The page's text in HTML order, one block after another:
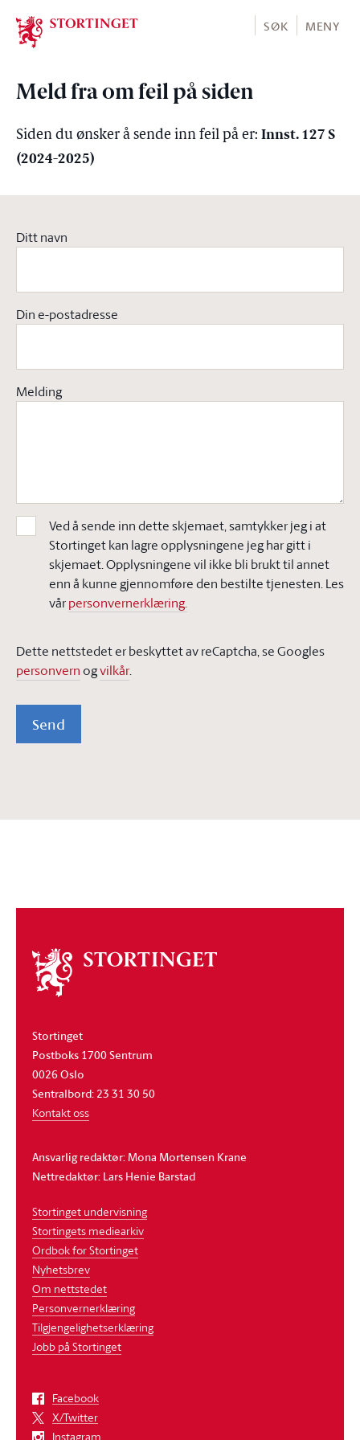
Stortinget.no
SØK MENY
Meld fra om feil på siden
Siden du ønsker å sende inn feil på er: Innst. 127 S
(2024-2025)
Ditt navn
Din e-postadresse
Melding
Ved å sende inn dette skjemaet, samtykker jeg i at
Stortinget kan lagre opplysningene jeg har gitt i
skjemaet. Opplysningene vil ikke bli brukt til annet
enn å kunne gjennomføre den bestilte tjenesten. Les
vårpersonvernerklæring.
Dette nettstedet er beskyttet av reCaptcha, se Googles
personvern ogvilkår.
Send
Om
stortinget
Stortinget
Postboks 1700 Sentrum
0026 Oslo
Sentralbord: 23 31 30 50
Kontakt oss
Ansvarlig redaktør: Mona Mortensen Krane
Nettredaktør: Lars Henie Barstad
Stortinget undervisning
Stortingets mediearkiv
Ordbok for Stortinget
Nyhetsbrev
Om nettstedet
Personvernerklæring
Tilgjengelighetserklæring
Jobb på Stortinget
Facebook
X/Twitter
Instagram